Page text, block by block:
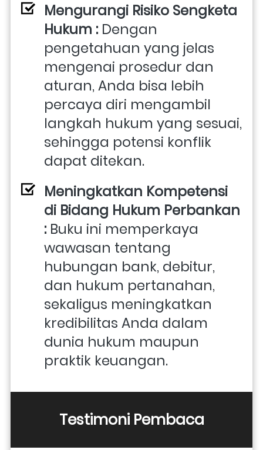
Mengurangi Risiko Sengketa
Hukum : Dengan
pengetahuan yang jelas
mengenai prosedur dan
aturan, Anda bisa lebih
percaya diri mengambil
langkah hukum yang sesuai,
sehingga potensi konflik
dapat ditekan.
Meningkatkan Kompetensi
di Bidang Hukum Perbankan
: Buku ini memperkaya
wawasan tentang
hubungan bank, debitur,
dan hukum pertanahan,
sekaligus meningkatkan
kredibilitas Anda dalam
dunia hukum maupun
praktik keuangan.
Testimoni Pembaca